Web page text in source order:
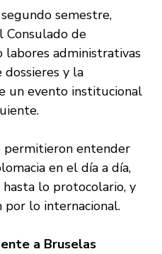
semestre,
Consulado de
administrativas
dossieres y la
un evento institucional
permitieron entender
en el día a día,
lo protocolario, y
por lo internacional.
a Bruselas